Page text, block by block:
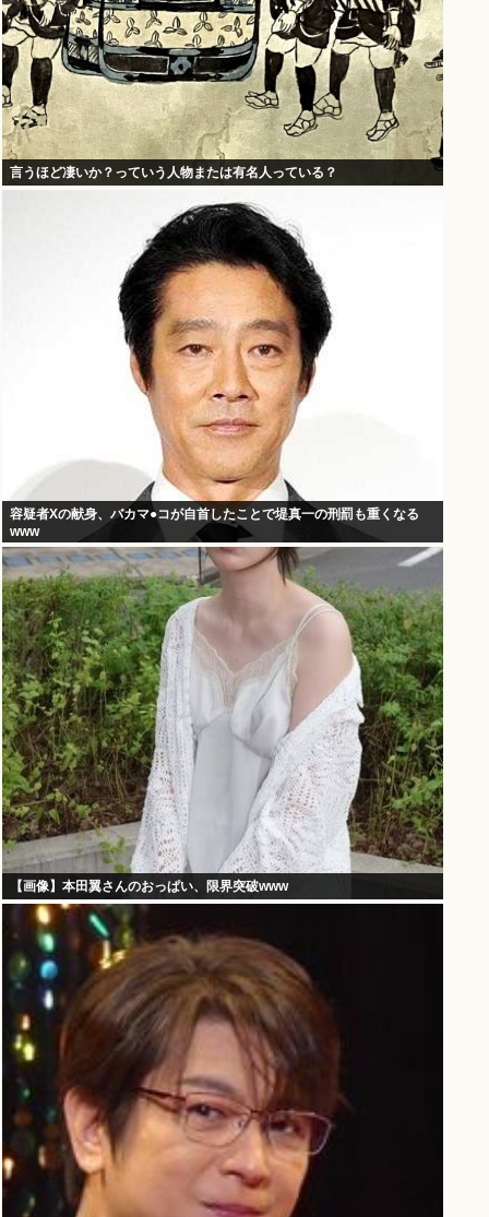
言うほど凄いか？っていう人物または有名人っている？
容疑者Xの献身、バカマ●コが自首したことで堤真一の刑罰も重くなる
www
【画像】本田翼さんのおっぱい、限界突破www